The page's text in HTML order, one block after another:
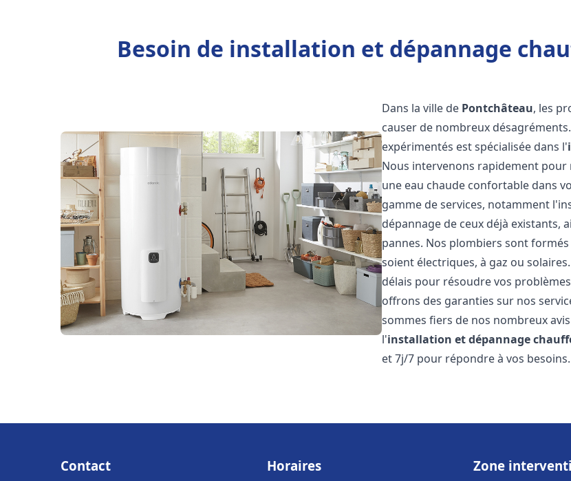
Besoin de installation et dépannage
Dans la ville de Pontchâteau, les
causer de nombreux
expérimentés est spécialisée dans l'
Nous intervenons rapidement
une eau chaude confortable dans
gamme de services, notamment
dépannage de ceux déjà existants,
pannes. Nos plombiers sont
soient électriques, à gaz ou
délais pour résoudre vos
offrons des garanties sur nos
sommes fiers de nos nombreux
l'installation et dépannage
et 7j/7 pour répondre à vos
Contact Horaires Zone